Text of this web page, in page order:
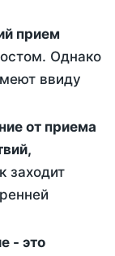
Однако
ввиду
заходит